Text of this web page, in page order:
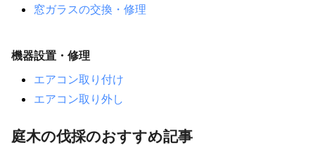
窓ガラスの交換・修理
機器設置・修理
エアコン取り付け
エアコン取り外し
庭木の伐採のおすすめ記事